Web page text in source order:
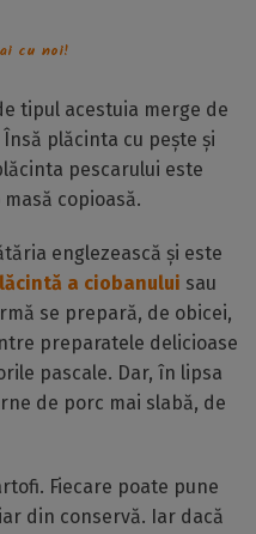
cu noi!
tipul acestuia merge de
plăcinta cu pește și
pescarului este
copioasă.
englezească și este
a ciobanului sau
se prepară, de obicei,
preparatele delicioase
pascale. Dar, în lipsa
de porc mai slabă, de
Fiecare poate pune
din conservă. Iar dacă